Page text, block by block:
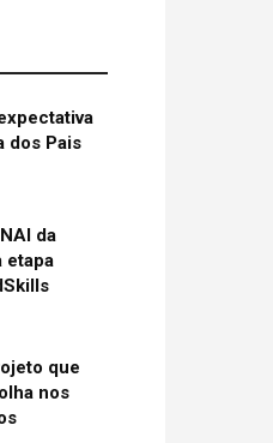
dos Pais
da
etapa
que
nos